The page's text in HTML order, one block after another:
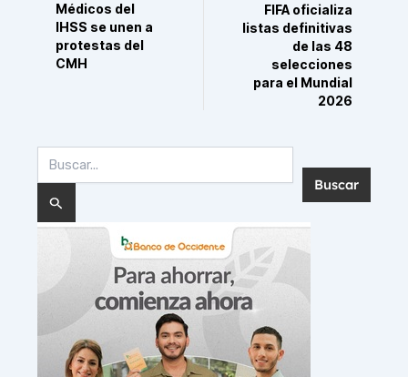
Médicos del
IHSS se unen a
protestas del
CMH
FIFA oficializa
listas definitivas
de las 48
selecciones
para el Mundial
2026
por: